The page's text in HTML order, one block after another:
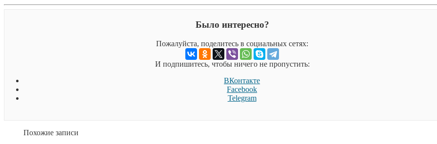
Было интересно?
Пожалуйста, поделитесь в социальных сетях:
И подпишитесь, чтобы ничего не пропустить:
ВКонтакте
Facebook
Telegram
Похожие записи